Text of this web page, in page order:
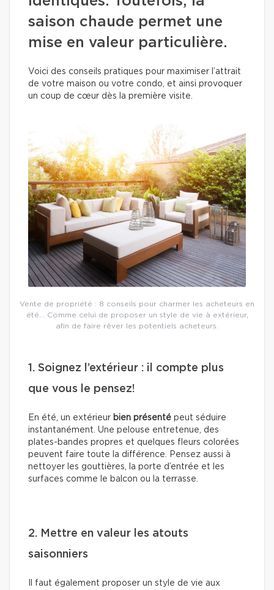
saison chaude permet une
mise en valeur particulière.
Voici des conseils pratiques pour maximiser l’attrait
de votre maison ou votre condo, et ainsi provoquer
un coup de cœur dès la première visite.
Vente de propriété : 8 conseils pour charmer les acheteurs en
été… Comme celui de proposer un style de vie à extérieur,
afin de faire rêver les potentiels acheteurs.
1. Soignez l’extérieur : il compte plus
que vous le pensez!
En été, un extérieur bien présenté peut séduire
instantanément. Une pelouse entretenue, des
plates-bandes propres et quelques fleurs colorées
peuvent faire toute la différence. Pensez aussi à
nettoyer les gouttières, la porte d’entrée et les
surfaces comme le balcon ou la terrasse.
2. Mettre en valeur les atouts
saisonniers
Il faut également proposer un style de vie aux